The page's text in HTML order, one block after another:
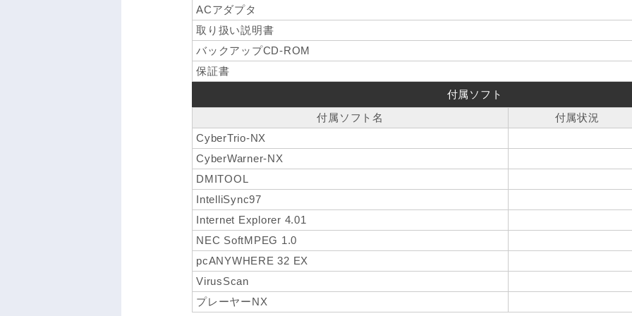
ACアダプタ
取り扱い説明書
バックアップCD-ROM
保証書
付属ソフト
付属ソフト名
付属状況
CyberTrio-NX
CyberWarner-NX
DMITOOL
IntelliSync97
Internet Explorer 4.01
NEC SoftMPEG 1.0
pcANYWHERE 32 EX
VirusScan
プレーヤーNX